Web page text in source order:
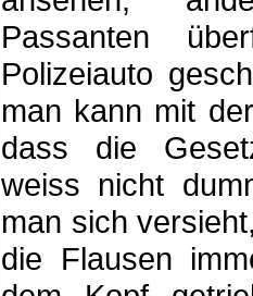
Passanten
Polizeiauto
man kann mit
dass die
weiss nicht
man sich
die Flausen